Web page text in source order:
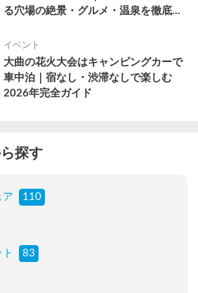
る穴場の絶景・グルメ・温泉を徹底解
イベント
大曲の花火大会はキャンピングカーで
車中泊｜宿なし・渋滞なしで楽しむ
2026年完全ガイド
探す
ア 110
83